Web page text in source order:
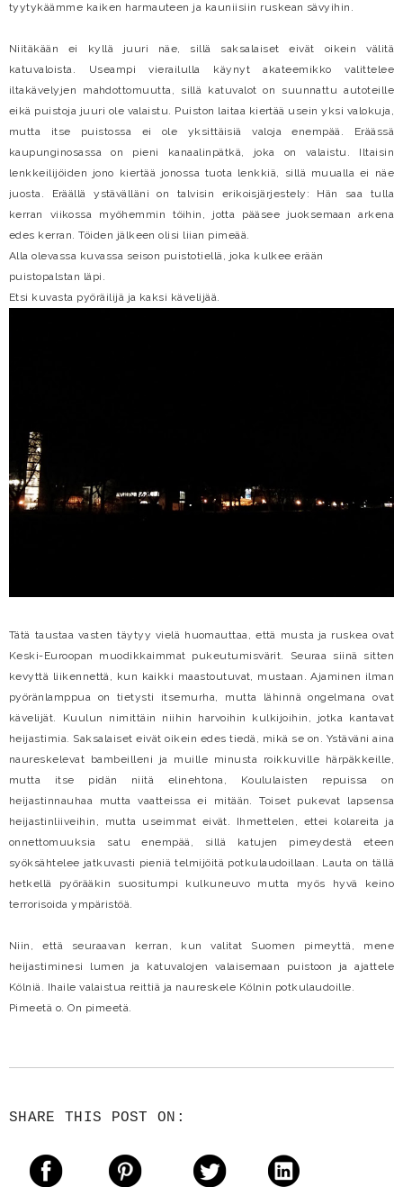
tyytykäämme kaiken harmauteen ja kauniisiin ruskean sävyihin.
Niitäkään ei kyllä juuri näe, sillä saksalaiset eivät oikein välitä
katuvaloista. Useampi vierailulla käynyt akateemikko valittelee
iltakävelyjen mahdottomuutta, sillä katuvalot on suunnattu autoteille
eikä puistoja juuri ole valaistu. Puiston laitaa kiertää usein yksi valokuja,
mutta itse puistossa ei ole yksittäisiä valoja enempää. Eräässä
kaupunginosassa on pieni kanaalinpätkä, joka on valaistu. Iltaisin
lenkkeilijöiden jono kiertää jonossa tuota lenkkiä, sillä muualla ei näe
juosta. Eräällä ystävälläni on talvisin erikoisjärjestely: Hän saa tulla
kerran viikossa myöhemmin töihin, jotta pääsee juoksemaan arkena
edes kerran. Töiden jälkeen olisi liian pimeää.
Alla olevassa kuvassa seison puistotiellä, joka kulkee erään
puistopalstan läpi.
Etsi kuvasta pyöräilijä ja kaksi kävelijää.
Tätä taustaa vasten täytyy vielä huomauttaa, että musta ja ruskea ovat
Keski-Euroopan muodikkaimmat pukeutumisvärit. Seuraa siinä sitten
kevyttä liikennettä, kun kaikki maastoutuvat, mustaan. Ajaminen ilman
pyöränlamppua on tietysti itsemurha, mutta lähinnä ongelmana ovat
kävelijät. Kuulun nimittäin niihin harvoihin kulkijoihin, jotka kantavat
heijastimia. Saksalaiset eivät oikein edes tiedä, mikä se on. Ystäväni aina
naureskelevat bambeilleni ja muille minusta roikkuville härpäkkeille,
mutta itse pidän niitä elinehtona, Koululaisten repuissa on
heijastinnauhaa mutta vaatteissa ei mitään. Toiset pukevat lapsensa
heijastinliiveihin, mutta useimmat eivät. Ihmettelen, ettei kolareita ja
onnettomuuksia satu enempää, sillä katujen pimeydestä eteen
syöksähtelee jatkuvasti pieniä telmijöitä potkulaudoillaan. Lauta on tällä
hetkellä pyörääkin suositumpi kulkuneuvo mutta myös hyvä keino
terrorisoida ympäristöä.
Niin, että seuraavan kerran, kun valitat Suomen pimeyttä, mene
heijastiminesi lumen ja katuvalojen valaisemaan puistoon ja ajattele
Kölniä. Ihaile valaistua reittiä ja naureskele Kölnin potkulaudoille.
Pimeetä o. On pimeetä.
SHARE THIS POST ON: